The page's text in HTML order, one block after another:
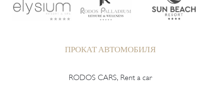
ПРОКАТ АВТОМОБИЛЯ
RODOS CARS, Rent a car